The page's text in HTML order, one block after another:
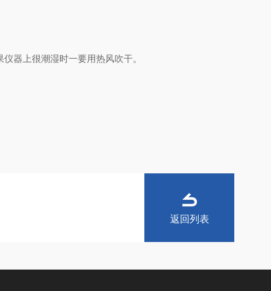
器上很潮湿时一要用热风吹干。
返回列表